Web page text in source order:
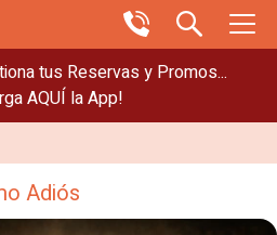
tus Reservas y Promos...
AQUÍ la App!
Adiós